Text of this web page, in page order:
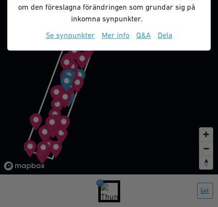
97
1
om den föreslagna förändringen som grundar sig på
inkomna synpunkter.
Se synpunkter
Mer info Q&A Dela